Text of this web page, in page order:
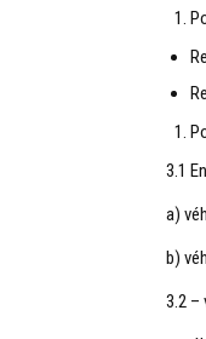
3.1
a)
b)
3.2 –